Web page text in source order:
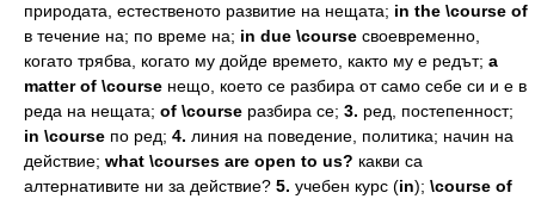
природата, естественото развитие на нещата; in the \course of
в течение на; по време на; in due \course своевременно,
когато трябва, когато му дойде времето, както му е редът; a
matter of \course нещо, което се разбира отсамо себе си и е в
реда на нещата; of \course разбира се; 3. ред, постепенност;
in \course по ред; 4. линия на поведение, политика; начин на
действие; what \courses are open to us? какви са
алтернативите ни за действие? 5. учебен курс (in); \course of